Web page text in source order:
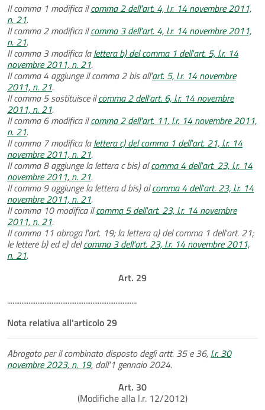
Il comma 1 modifica ilcomma 2 dell'art. 4, l.r. 14 novembre 2011,
n. 21.
Il comma 2 modifica ilcomma 3 dell'art. 4, l.r. 14 novembre 2011,
n. 21.
Il comma 3 modifica lalettera b) del comma 1 dell'art. 5, l.r. 14
novembre 2011, n. 21.
Il comma 4 aggiunge il comma 2 bis all'art. 5, l.r. 14 novembre
2011, n. 21.
Il comma 5 sostituisce ilcomma 2 dell'art. 6, l.r. 14 novembre
2011, n. 21.
Il comma 6 modifica ilcomma 2 dell'art. 11, l.r. 14 novembre 2011,
n. 21.
Il comma 7 modifica lalettera c) del comma 1 dell'art. 21, l.r. 14
novembre 2011, n. 21.
Il comma 8 aggiunge la lettera c bis) alcomma 4 dell'art. 23, l.r. 14
novembre 2011, n. 21.
Il comma 9 aggiunge la lettera d bis) alcomma 4 dell'art. 23, l.r. 14
novembre 2011, n. 21.
Il comma 10 modifica ilcomma 5 dell'art. 23, l.r. 14 novembre
2011, n. 21.
Il comma 11 abroga l'art. 19; la lettera a) del comma 1 dell'art. 21;
le lettere b) ed e) delcomma 3 dell'art. 23, l.r. 14 novembre 2011,
n. 21.
Art. 29
.........................................................................
Nota relativa all'articolo 29
Abrogato per il combinato disposto degli artt. 35 e 36, l.r. 30
novembre 2023, n. 19, dall'1 gennaio 2024.
Art. 30
(Modifiche alla l.r. 12/2012)